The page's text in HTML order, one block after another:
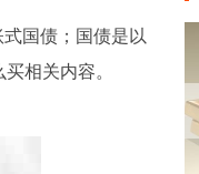
国债；国债是以
相关内容。